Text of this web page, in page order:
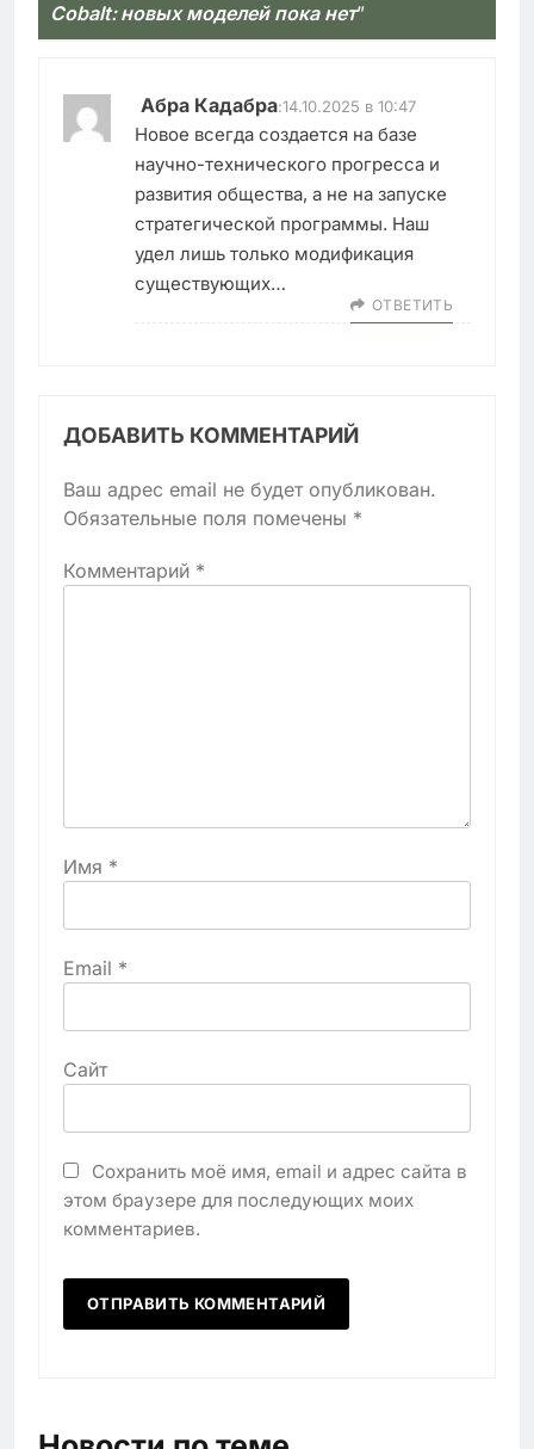
Cobalt: новых моделей пока нет”
Абра Кадабра:14.10.2025 в 10:47
Новое всегда создается на базе
научно-технического прогресса и
развития общества, а не на запуске
стратегической программы. Наш
удел лишь только модификация
существующих…
ОТВЕТИТЬ
ДОБАВИТЬ КОММЕНТАРИЙ
Ваш адрес email не будет опубликован.
Обязательные поля помечены *
Комментарий *
Имя *
Email *
Сайт
Сохранить моё имя, email и адрес сайта в
этом браузере для последующих моих
комментариев.